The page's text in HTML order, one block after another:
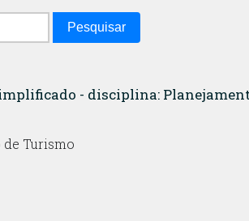
Pesquisar
- disciplina:
de Turismo